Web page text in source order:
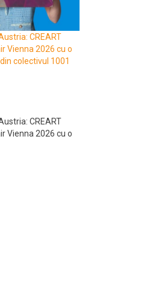
CREART
Vienna 2026 cu o
colectivul 1001
CREART
Vienna 2026 cu o